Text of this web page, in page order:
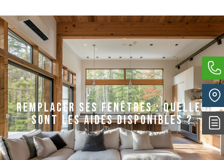
Actualités
Remplacer ses fenêtres : quelles
sont les aides disponibles ?